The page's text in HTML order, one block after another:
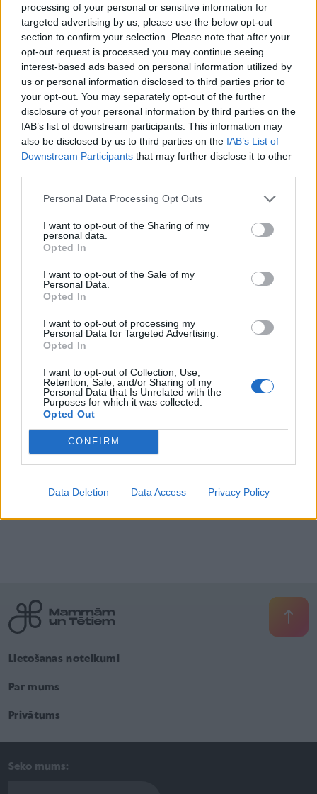
processing of your personal or sensitive information for
targeted advertising by us, please use the below opt-out
section to confirm your selection. Please note that after your
opt-out request is processed you may continue seeing
interest-based ads based on personal information utilized by
us or personal information disclosed to third parties prior to
your opt-out. You may separately opt-out of the further
disclosure of your personal information by third parties on the
IAB’s list of downstream participants. This information may
also be disclosed by us to third parties on the IAB’s List of
Downstream Participants that may further disclose it to other
Personal Data Processing Opt Outs
I want to opt-out of the Sharing of my
personal data.
Opted In
I want to opt-out of the Sale of my
Personal Data.
Opted In
I want to opt-out of processing my
Personal Data for Targeted Advertising.
Opted In
I want to opt-out of Collection, Use,
Retention, Sale, and/or Sharing of my
Personal Data that Is Unrelated with the
Purposes for which it was collected.
Opted Out
CONFIRM
Data Deletion Data Access Privacy Policy
Ne visi strīdi jārisina tiesā – Latvijā mediatori
palīdz atrisināt vairāk kā pusi ģimeņu konfliktu
Vai jauniešiem Latvijā ir normāls svars un
dzīvesveids? Dati rāda pretrunīgu ainu
Jūlijā Stradiņa slimnīcā piedzimis pēdējos gados
Stājies spēkā cietumsods krimināllietā par mātes
un bērna nāvi mājdzemdībās
Vairāk rakstu
Aktuāli
Kur šodien atpūsties Zīdīšana Drošība
Bērna miegs
Bērnu psihiatrs
Lietošanas noteikumi
Par mums
Privātums
Seko mums: